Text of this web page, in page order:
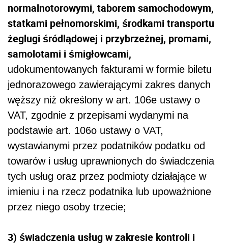
normalnotorowymi, taborem samochodowym,
statkami pełnomorskimi, środkami transportu
żeglugi śródlądowej i przybrzeżnej, promami,
samolotami i śmigłowcami,
udokumentowanych fakturami w formie biletu
jednorazowego zawierającymi zakres danych
węższy niż określony w art. 106e ustawy o
VAT, zgodnie z przepisami wydanymi na
podstawie art. 106o ustawy o VAT,
wystawianymi przez podatników podatku od
towarów i usług uprawnionych do świadczenia
tych usług oraz przez podmioty działające w
imieniu i na rzecz podatnika lub upoważnione
przez niego osoby trzecie;
3) świadczenia usług w zakresie kontroli i